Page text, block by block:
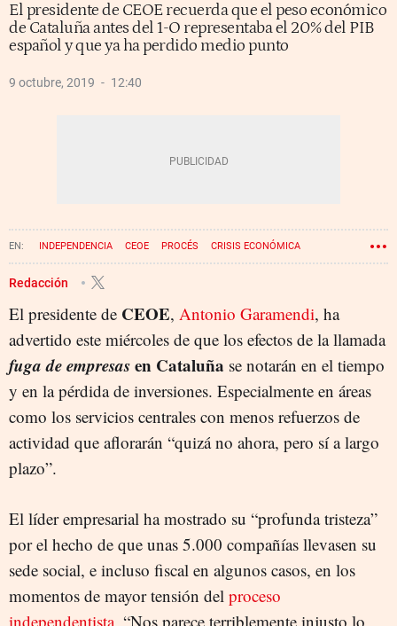
El presidente de CEOE recuerda que el peso económico
de Cataluña antes del 1-O representaba el 20% del PIB
español y que ya ha perdido medio punto
9 octubre, 2019 12:40
INDEPENDENCIA CEOE PROCÉS CRISIS ECONÓMICA
ANTONIO GARAMENDI
Redacción
El presidente de CEOE, Antonio Garamendi, ha
advertido este miércoles de que los efectos de la llamada
fuga de empresasen Cataluña se notarán en el tiempo
y en la pérdida de inversiones. Especialmente en áreas
como los servicios centrales con menos refuerzos de
actividad que aflorarán “quizá no ahora, pero sí a largo
plazo”.
El líder empresarial ha mostrado su “profunda tristeza”
por el hecho de que unas 5.000 compañías llevasen su
sede social, e incluso fiscal en algunos casos, en los
momentos de mayor tensión del proceso
independentista. “Nos parece terriblemente injusto lo